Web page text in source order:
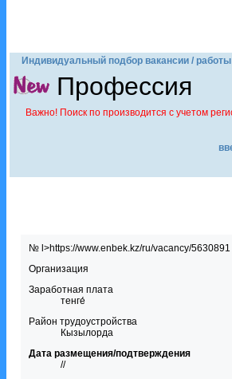
Индивидуальный подбор вакансии / работы
Профессия
Важно! Поиск по производится с учетом
№ l>https://www.enbek.kz/ru/vacancy/5630891
Организация
Заработная плата
тенге́
Район трудоустройства
Кызылорда
Дата размещения/подтверждения
//